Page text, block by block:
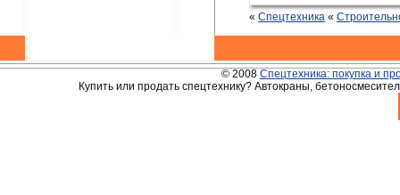
« Спецтехника «
© 2008 Спецтехника: покупка и
Купить или продать спецтехнику? Автокраны,